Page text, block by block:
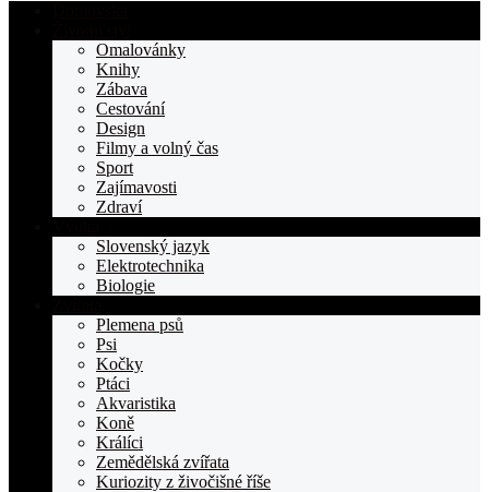
Omalovánky
Knihy
Zábava
Cestování
Design
Filmy a volný čas
Sport
Zajímavosti
Zdraví
Slovenský jazyk
Elektrotechnika
Biologie
Plemena psů
Psi
Kočky
Ptáci
Akvaristika
Koně
Králíci
Zemědělská zvířata
Kuriozity z živočišné říše